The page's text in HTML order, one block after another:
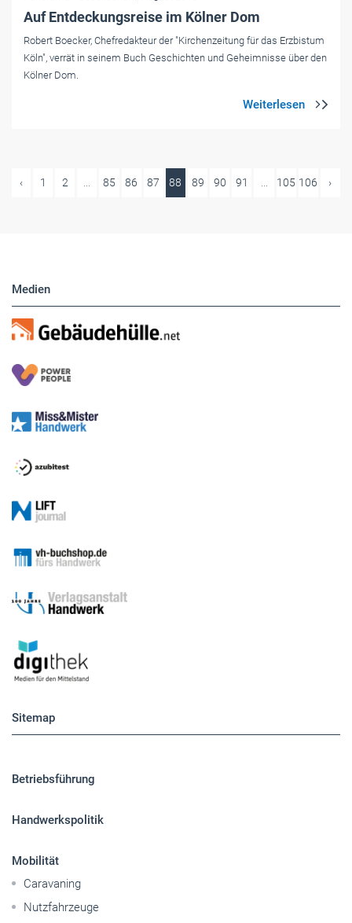
Auf Entdeckungsreise im Kölner Dom
Robert Boecker, Chefredakteur der "Kirchenzeitung für das Erzbistum
Köln", verrät in seinem Buch Geschichten und Geheimnisse über den
Kölner Dom.
‹ 1 2 ... 85 86 87 88 89 90 91 ... 105 106 ›
Medien
Sitemap
Betriebsführung
Handwerkspolitik
Mobilität
Caravaning
Nutzfahrzeuge